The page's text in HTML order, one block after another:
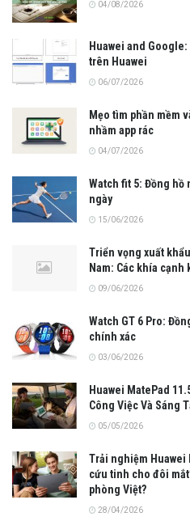
04/08/2026
Huawei and
trên Huawei
06/07/2026
Mẹo tìm phần mềm
nhầm app rác
04/07/2026
Watch fit 5: Đồng hồ
ngày
15/06/2026
Triển vọng xuất
Nam: Các khía cạnh
09/06/2026
Watch GT 6 Pro:
chính xác
03/06/2026
Huawei MatePad
Công Việc Và Sáng
05/05/2026
Trải nghiệm Huawei
cứu tinh cho đôi
phòng Việt?
28/04/2026